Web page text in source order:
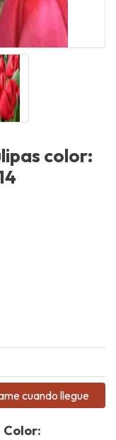
color:
cuando llegue
Color: